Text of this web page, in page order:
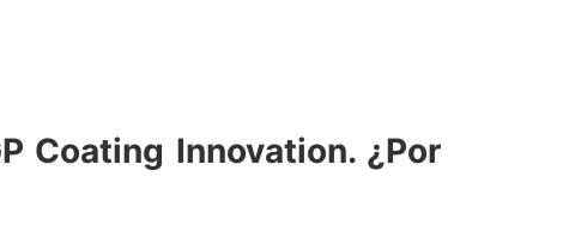
Coating Innovation. ¿Por